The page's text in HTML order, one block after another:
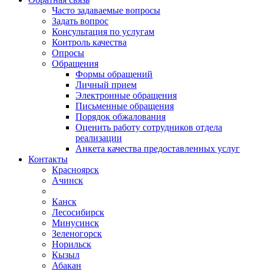
Часто задаваемые вопросы
Задать вопрос
Консультация по услугам
Контроль качества
Опросы
Обращения
Формы обращений
Личный прием
Электронные обращения
Письменные обращения
Порядок обжалования
Оценить работу сотрудников отдела
реализации
Анкета качества предоставленных услуг
Контакты
Красноярск
Ачинск
Канск
Лесосибирск
Минусинск
Зеленогорск
Норильск
Кызыл
Абакан